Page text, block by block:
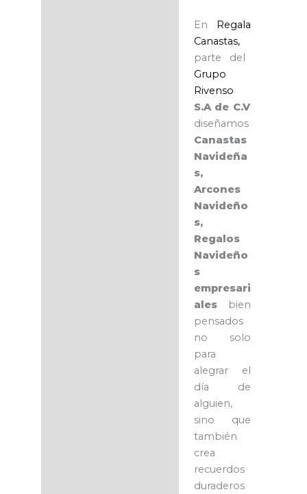
En
Regala
Canastas,
parte del
Grupo
Rivenso
S.A de C.V
diseñamos
Canastas
Navideña
s,
Arcones
Navideño
s,
Regalos
Navideño
s
empresari
alesbien
pensados
no solo
para
alegrar el
día de
alguien,
sino que
también
crea
recuerdos
duraderos